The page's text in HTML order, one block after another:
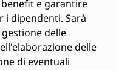
e garantire
i dipendenti. Sarà
delle
delle
di eventuali